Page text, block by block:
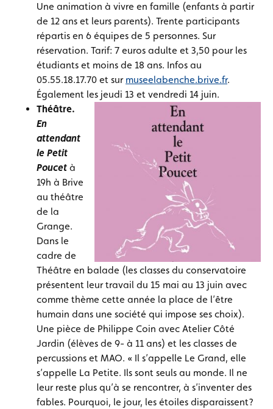
Une animation à vivre en famille (enfants à partir
de 12 ans et leurs parents). Trente participants
répartis en 6 équipes de 5 personnes. Sur
réservation. Tarif: 7 euros adulte et 3,50 pour les
étudiants et moins de 18 ans. Infos au
05.55.18.17.70 et sur museelabenche.brive.fr.
Également les jeudi 13 et vendredi 14 juin.
Théâtre.
En
attendant
le Petit
Poucet à
19h à Brive
au théâtre
de la
Grange.
Dans le
cadre de
Théâtre en balade (les classes du conservatoire
présentent leur travail du 15 mai au 13 juin avec
comme thème cette année la place de l’être
humain dans une société qui impose ses choix).
Une pièce de Philippe Coin avec Atelier Côté
Jardin (élèves de 9- à 11 ans) et les classes de
percussions et MAO. « Il s’appelle Le Grand, elle
s’appelle La Petite. Ils sont seuls au monde. Il ne
leur reste plus qu’à se rencontrer, à s’inventer des
fables. Pourquoi, le jour, les étoiles disparaissent?